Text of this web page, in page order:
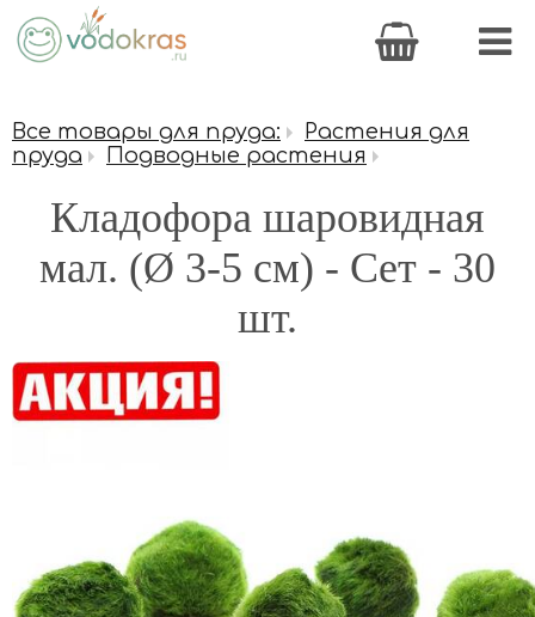
Все товары для пруда:
Растения для
пруда
Подводные растения
Кладофора шаровидная
мал. (Ø 3-5 см) - Сет - 30
шт.